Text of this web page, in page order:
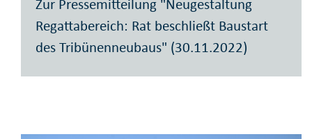
Zur Pressemitteilung "Neugestaltung
Regattabereich: Rat beschließt Baustart
des Tribünenneubaus" (30.11.2022)